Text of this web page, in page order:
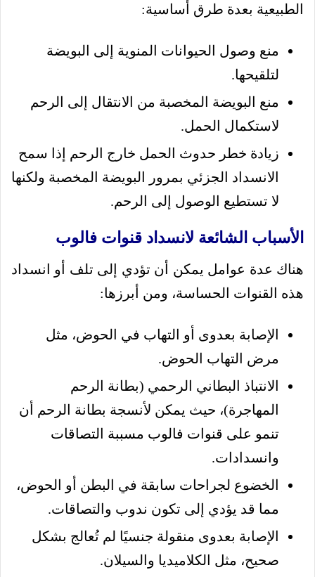
الطبيعية بعدة طرق أساسية:
منع وصول الحيوانات المنوية إلى البويضة
لتلقيحها.
منع البويضة المخصبة من الانتقال إلى الرحم
لاستكمال الحمل.
زيادة خطر حدوث الحمل خارج الرحم إذا سمح
الانسداد الجزئي بمرور البويضة المخصبة ولكنها
لا تستطيع الوصول إلى الرحم.
الأسباب الشائعة لانسداد قنوات فالوب
هناك عدة عوامل يمكن أن تؤدي إلى تلف أو انسداد
هذه القنوات الحساسة، ومن أبرزها:
الإصابة بعدوى أو التهاب في الحوض، مثل
مرض التهاب الحوض.
الانتباذ البطاني الرحمي (بطانة الرحم
المهاجرة)، حيث يمكن لأنسجة بطانة الرحم أن
تنمو على قنوات فالوب مسببة التصاقات
وانسدادات.
الخضوع لجراحات سابقة في البطن أو الحوض،
مما قد يؤدي إلى تكون ندوب والتصاقات.
الإصابة بعدوى منقولة جنسيًا لم تُعالج بشكل
صحيح، مثل الكلاميديا والسيلان.